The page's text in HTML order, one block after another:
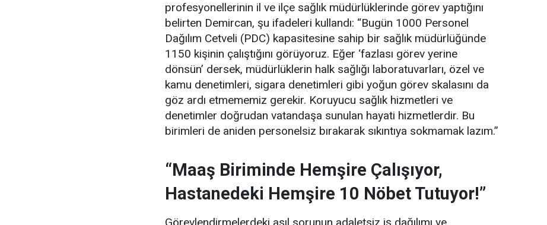
profesyonellerinin il ve ilçe sağlık müdürlüklerinde görev yaptığını
belirten Demircan, şu ifadeleri kullandı: “Bugün 1000 Personel
Dağılım Cetveli (PDC) kapasitesine sahip bir sağlık müdürlüğünde
1150 kişinin çalıştığını görüyoruz. Eğer ‘fazlası görev yerine
dönsün’ dersek, müdürlüklerin halk sağlığı laboratuvarları, özel ve
kamu denetimleri, sigara denetimleri gibi yoğun görev skalasını da
göz ardı etmememiz gerekir. Koruyucu sağlık hizmetleri ve
denetimler doğrudan vatandaşa sunulan hayati hizmetlerdir. Bu
birimleri de aniden personelsiz bırakarak sıkıntıya sokmamak lazım.”
“Maaş Biriminde Hemşire Çalışıyor,
Hastanedeki Hemşire 10 Nöbet Tutuyor!”